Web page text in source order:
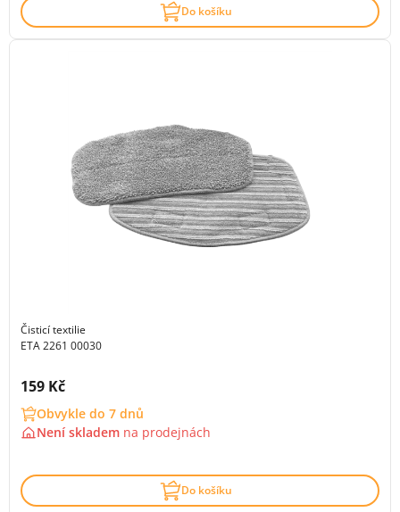
Do košíku
Čisticí textilie
ETA 2261 00030
Cena s DPH:
159 Kč
Obvykle do 7 dnů
Není skladem na prodejnách
Do košíku